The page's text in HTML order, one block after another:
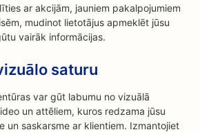
ar akcijām, jauniem pakalpojumiem
mudinot lietotājus apmeklēt jūsu
vairāk informācijas.
saturu
var gūt labumu no vizuālā
un attēliem, kuros redzama jūsu
un saskarsme ar klientiem. Izmantojiet